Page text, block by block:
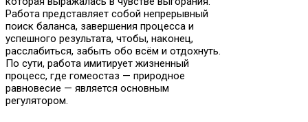
Работа представляет собой непрерывный
поиск баланса, завершения процесса и
успешного результата, чтобы, наконец,
расслабиться, забыть обо всём и отдохнуть.
По сути, работа имитирует жизненный
процесс, где гомеостаз — природное
равновесие — является основным
регулятором.